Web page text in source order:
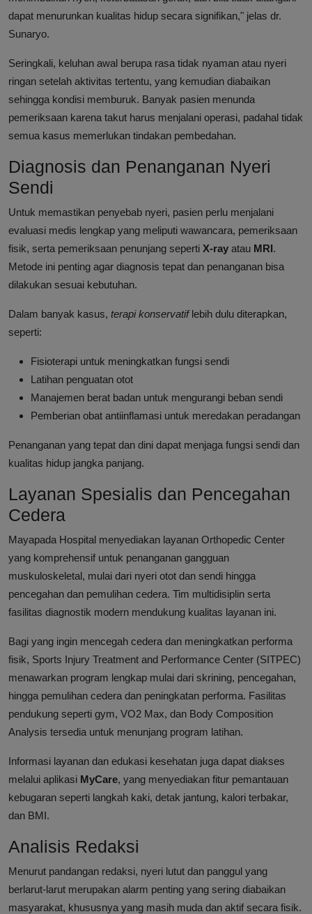
dapat menurunkan kualitas hidup secara signifikan," jelas dr.
Sunaryo.
Seringkali, keluhan awal berupa rasa tidak nyaman atau nyeri
ringan setelah aktivitas tertentu, yang kemudian diabaikan
sehingga kondisi memburuk. Banyak pasien menunda
pemeriksaan karena takut harus menjalani operasi, padahal tidak
semua kasus memerlukan tindakan pembedahan.
Diagnosis dan Penanganan Nyeri
Sendi
Untuk memastikan penyebab nyeri, pasien perlu menjalani
evaluasi medis lengkap yang meliputi wawancara, pemeriksaan
fisik, serta pemeriksaan penunjang seperti X-ray atau MRI.
Metode ini penting agar diagnosis tepat dan penanganan bisa
dilakukan sesuai kebutuhan.
Dalam banyak kasus, terapi konservatiflebih dulu diterapkan,
seperti:
Fisioterapi untuk meningkatkan fungsi sendi
Latihan penguatan otot
Manajemen berat badan untuk mengurangi beban sendi
Pemberian obat antiinflamasi untuk meredakan peradangan
Penanganan yang tepat dan dini dapat menjaga fungsi sendi dan
kualitas hidup jangka panjang.
Layanan Spesialis dan Pencegahan
Cedera
Mayapada Hospital menyediakan layanan Orthopedic Center
yang komprehensif untuk penanganan gangguan
muskuloskeletal, mulai dari nyeri otot dan sendi hingga
pencegahan dan pemulihan cedera. Tim multidisiplin serta
fasilitas diagnostik modern mendukung kualitas layanan ini.
Bagi yang ingin mencegah cedera dan meningkatkan performa
fisik, Sports Injury Treatment and Performance Center (SITPEC)
menawarkan program lengkap mulai dari skrining, pencegahan,
hingga pemulihan cedera dan peningkatan performa. Fasilitas
pendukung seperti gym, VO2 Max, dan Body Composition
Analysis tersedia untuk menunjang program latihan.
Informasi layanan dan edukasi kesehatan juga dapat diakses
melalui aplikasi MyCare, yang menyediakan fitur pemantauan
kebugaran seperti langkah kaki, detak jantung, kalori terbakar,
dan BMI.
Analisis Redaksi
Menurut pandangan redaksi, nyeri lutut dan panggul yang
berlarut-larut merupakan alarm penting yang sering diabaikan
masyarakat, khususnya yang masih muda dan aktif secara fisik.